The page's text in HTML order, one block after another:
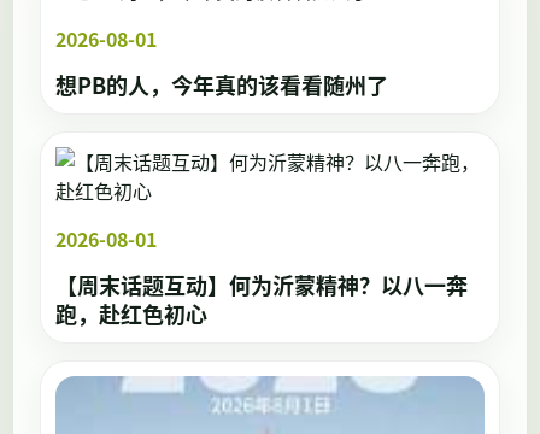
2026-08-01
想PB的人，今年真的该看看随州了
2026-08-01
【周末话题互动】何为沂蒙精神？以八一奔
跑，赴红色初心